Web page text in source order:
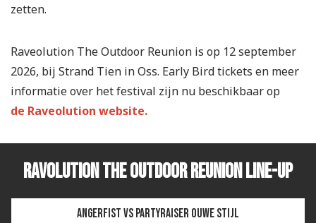
zetten.
Raveolution The Outdoor Reunion is op 12 september
2026, bij Strand Tien in Oss. Early Bird tickets en meer
informatie over het festival zijn nu beschikbaar op
de Raveolution website.
Ravolution The Outdoor Reunion Line-up
Angerfist vs Partyraiser OUWE STIJL